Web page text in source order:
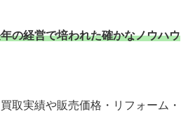
の経営で培われた確かなノウハウ
取実績や販売価格・リフォーム・